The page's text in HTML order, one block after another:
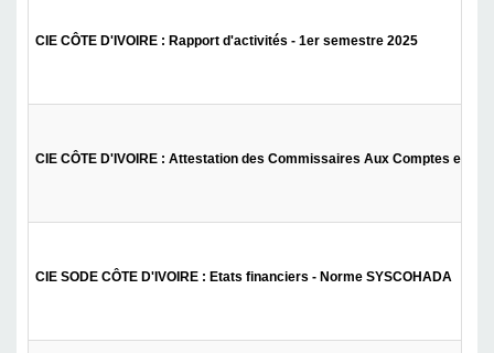
CIE CÔTE D'IVOIRE : Rapport d'activités - 1er semestre 2025
CIE CÔTE D'IVOIRE : Attestation des Commissaires Aux Comptes et
CIE SODE CÔTE D'IVOIRE : Etats financiers - Norme SYSCOHADA